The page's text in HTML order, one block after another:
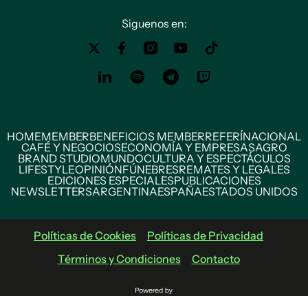
Siguenos en:
HOMEMEMBERBENEFICIOS MEMBERREFERÍNACIONAL
CAFÉ Y NEGOCIOSECONOMÍA Y EMPRESASAGRO
BRAND STUDIOMUNDOCULTURA Y ESPECTÁCULOS
LIFESTYLEOPINIÓNFÚNEBRESREMATES Y LEGALES
EDICIONES ESPECIALESPUBLICACIONES
NEWSLETTERSARGENTINAESPAÑAESTADOS UNIDOS
Políticas de Cookies
Políticas de Privacidad
Términos y Condiciones
Contacto